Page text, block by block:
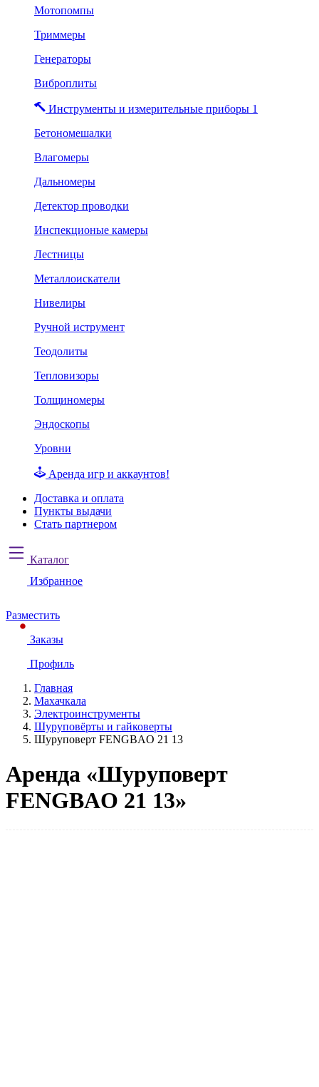
Мотопомпы
Триммеры
Генераторы
Виброплиты
Инструменты и измерительные приборы 1
Бетономешалки
Влагомеры
Дальномеры
Детектор проводки
Инспекционые камеры
Лестницы
Металлоискатели
Нивелиры
Ручной иструмент
Теодолиты
Тепловизоры
Толщиномеры
Эндоскопы
Уровни
Аренда игр и аккаунтов!
Доставка и оплата
Пункты выдачи
Стать партнером
Каталог
Избранное
Разместить
Заказы
Профиль
Главная
Махачкала
Электроинструменты
Шуруповёрты и гайковерты
Шуруповерт FENGBAO 21 13
Аренда «Шуруповерт
FENGBAO 21 13»